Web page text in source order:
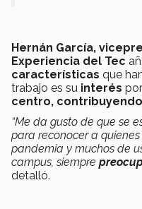
Hernán García,
Experiencia del Tec
características que
trabajo es su interés
centro,
“Me da gusto de que se
para reconocer a
pandemia y muchos de
campus, siempre
detalló.